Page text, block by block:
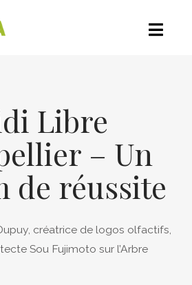
Libre
– Un
de réussite
créatrice de logos olfactifs,
Sou Fujimoto sur l’Arbre